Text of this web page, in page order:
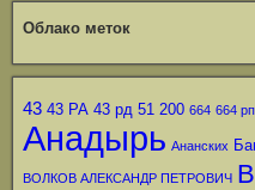
Облако меток
43 43 РА 43 рд 51 200 664 664 рп
Анадырь Ананских
ВОЛКОВ АЛЕКСАНДР ПЕТРОВИЧ